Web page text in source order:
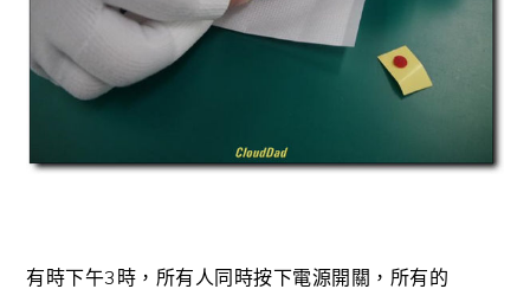
有時下午3時，所有人同時按下電源開關，所有的